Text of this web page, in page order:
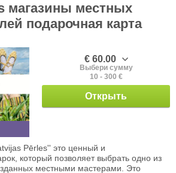
магазины местных
подарочная карта
€ 60.00
Выбери сумму
10 - 300 €
Открыть
Pērles'' это ценный и
который позволяет выбрать одно из
местными мастерами. Это